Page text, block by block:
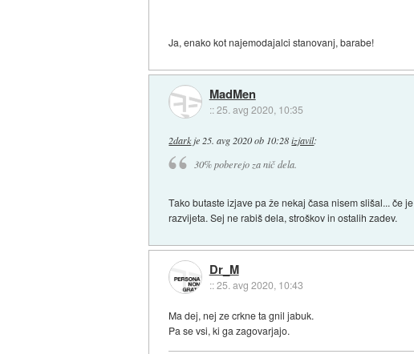
Ja, enako kot najemodajalci stanovanj, barabe!
MadMen
::25. avg 2020, 10:35
2darkje 25. avg 2020 ob 10:28 izjavil:
30% poberejo za nič dela.
Tako butaste izjave pa že nekaj časa nisem slišal... če
razvijeta. Sej ne rabiš dela, stroškov in ostalih zadev.
Dr_M
::25. avg 2020, 10:43
Ma dej, nej ze crkne ta gnil jabuk.
Pa se vsi, ki ga zagovarjajo.